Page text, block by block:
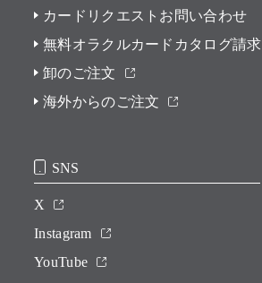
カードリクエストお問い合わせ
無料オラクルカードカタログ請求
卸のご注文
海外からのご注文
SNS
X
Instagram
YouTube